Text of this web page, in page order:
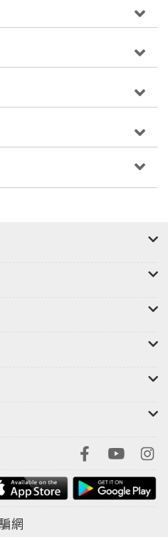
奇幻的西城童話。預計上
網